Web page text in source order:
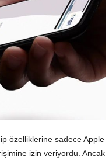
özelliklerine sadece Apple
izin veriyordu. Ancak